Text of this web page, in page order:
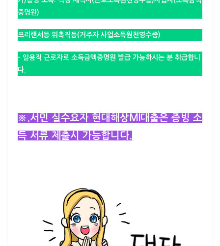
증명원)
프리랜서등 위촉직등(거주자 사업소득원천영수증)
– 일용직 근로자로 소득금액증명원 발급 가능하시는 분 취급합니
다.
※.서민 실수요자 현대해상MI대출은 증빙 소
득 서류 제출시 가능합니다.